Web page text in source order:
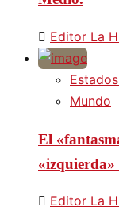
Editor La
Mundo
El
Editor La